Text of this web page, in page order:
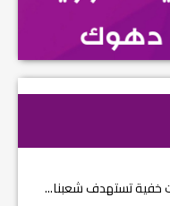
خفية تستهدف شعبنا...